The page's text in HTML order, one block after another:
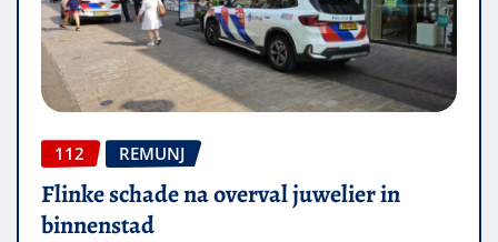
112 REMUNJ
Flinke schade na overval juwelier in
binnenstad